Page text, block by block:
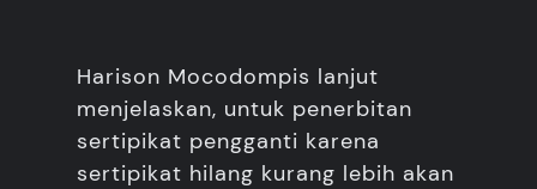
Harison Mocodompis lanjut
menjelaskan, untuk penerbitan
sertipikat pengganti karena
sertipikat hilang kurang lebih akan